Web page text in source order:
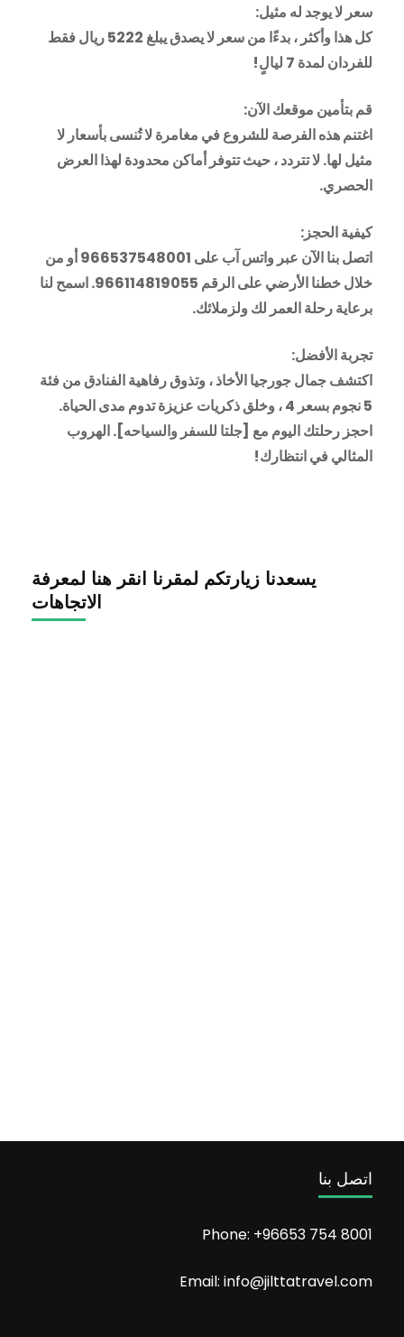
سعر لا يوجد له مثيل:
كل هذا وأكثر ، بدءًا من سعر لا يصدق يبلغ 5222 ريال فقط
للفردان لمدة 7 ليالٍ!
قم بتأمين موقعك الآن:
اغتنم هذه الفرصة للشروع في مغامرة لا تُنسى بأسعار لا
مثيل لها. لا تتردد ، حيث تتوفر أماكن محدودة لهذا العرض
الحصري.
كيفية الحجز:
اتصل بنا الآن عبر واتس آب على 966537548001 أو من
خلال خطنا الأرضي على الرقم 966114819055. اسمح لنا
برعاية رحلة العمر لك ولزملائك.
تجربة الأفضل:
اكتشف جمال جورجيا الأخاذ ، وتذوق رفاهية الفنادق من فئة
5 نجوم بسعر 4 ، وخلق ذكريات عزيزة تدوم مدى الحياة.
احجز رحلتك اليوم مع [جلتا للسفر والسياحه]. الهروب
المثالي في انتظارك!
يسعدنا زيارتكم لمقرنا انقر هنا لمعرفة
الاتجاهات
اتصل بنا
Phone: +96653 754 8001
Email: info@jilttatravel.com